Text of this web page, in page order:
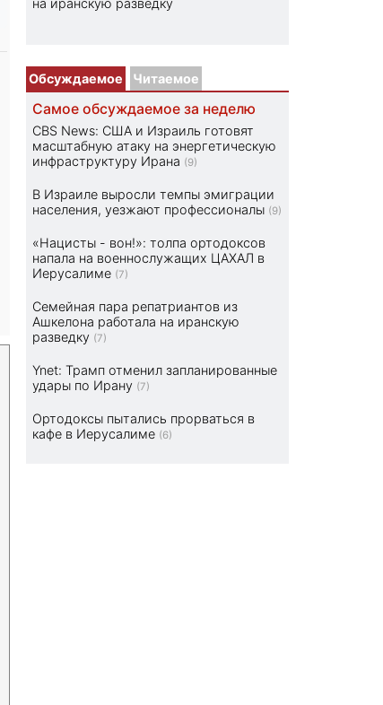
на иранскую разведку
Обсуждаемое Читаемое
Самое обсуждаемое за неделю
CBS News: США и Израиль готовят
масштабную атаку на энергетическую
инфраструктуру Ирана (9)
В Израиле выросли темпы эмиграции
населения, уезжают профессионалы (9)
«Нацисты - вон!»: толпа ортодоксов
напала на военнослужащих ЦАХАЛ в
Иерусалиме (7)
Семейная пара репатриантов из
Ашкелона работала на иранскую
разведку (7)
Ynet: Трамп отменил запланированные
удары по Ирану (7)
Ортодоксы пытались прорваться в
кафе в Иерусалиме (6)